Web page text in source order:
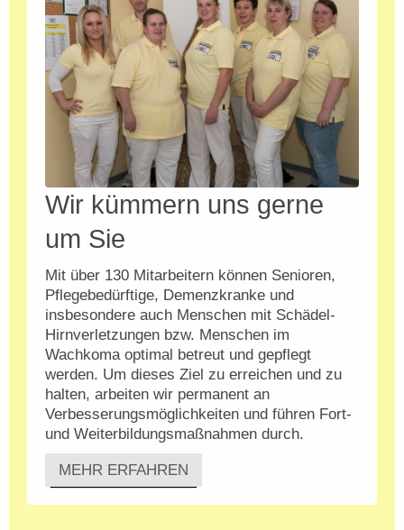
Wir kümmern uns gerne
um Sie
Mit über 130 Mitarbeitern können Senioren,
Pflegebedürftige, Demenzkranke und
insbesondere auch Menschen mit Schädel-
Hirnverletzungen bzw. Menschen im
Wachkoma optimal betreut und gepflegt
werden. Um dieses Ziel zu erreichen und zu
halten, arbeiten wir permanent an
Verbesserungsmöglichkeiten und führen Fort-
und Weiterbildungsmaßnahmen durch.
MEHR ERFAHREN